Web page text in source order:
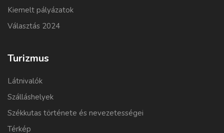
Kiemelt pályázatok
Választás 2024
Turizmus
Látnivalók
Szálláshelyek
Székkutas története és nevezetességei
Térkép